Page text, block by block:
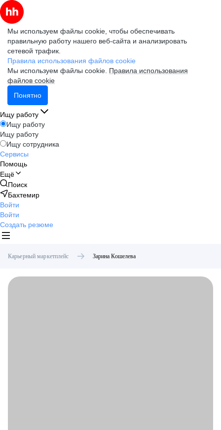
Мы используем файлы cookie, чтобы обеспечивать
правильную работу нашего веб-сайта и анализировать
сетевой трафик.
Правила использования файлов cookie
Мы используем файлы cookie. Правила использования
файлов cookie
Понятно
Ищу работу
Ищу работу
Ищу работу
Ищу сотрудника
Сервисы
Помощь
Ещё
Поиск
Бахтемир
Войти
Войти
Создать резюме
Карьерный маркетплейс Зарина Кошелева